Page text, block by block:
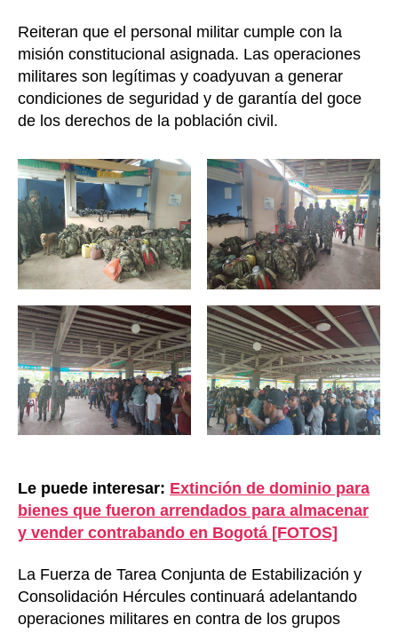
Reiteran que el personal militar cumple con la
misión constitucional asignada. Las operaciones
militares son legítimas y coadyuvan a generar
condiciones de seguridad y de garantía del goce
de los derechos de la población civil.
Le puede interesar: Extinción de dominio para
bienes que fueron arrendados para almacenar
y vender contrabando en Bogotá [FOTOS]
La Fuerza de Tarea Conjunta de Estabilización y
Consolidación Hércules continuará adelantando
operaciones militares en contra de los grupos